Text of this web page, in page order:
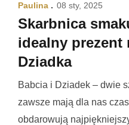
Paulina 08 sty, 2025
Skarbnica
idealny prezent
Dziadka
Babcia i Dziadek – dwie
zawsze mają dla nas
obdarowują